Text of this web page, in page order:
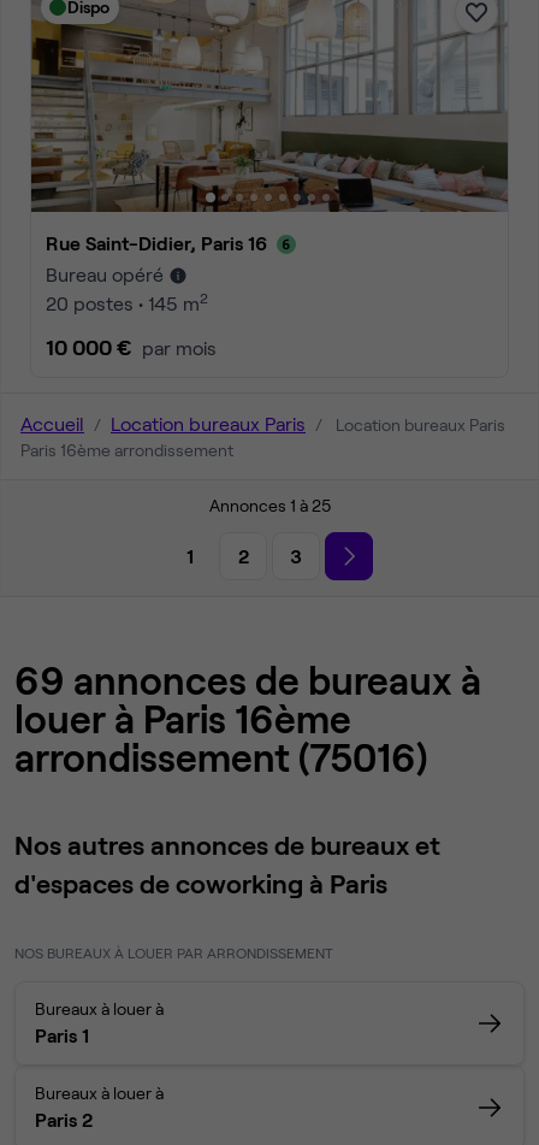
Dispo
Rue Saint-Didier, Paris 16
Bureau opéré
20 postes • 145 m2
10 000 € par mois
Accueil Location bureaux Paris
Location bureaux Paris
Paris 16ème arrondissement
Annonces 1 à 25
1 2 3
69 annonces de bureaux à
louer à Paris 16ème
arrondissement (75016)
Nos autres annonces de bureaux et
d'espaces de coworking à Paris
NOS BUREAUX À LOUER PAR ARRONDISSEMENT
Bureaux à louer à
Paris 1
Bureaux à louer à
Paris 2